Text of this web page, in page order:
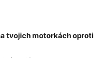
tvojich motorkách